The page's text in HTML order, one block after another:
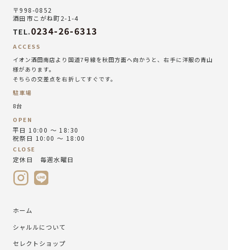
〒998-0852
酒田市こがね町2-1-4
TEL.0234-26-6313
ACCESS
イオン酒田南店より国道7号線を秋田方面へ向かうと、右手に洋服の青山
様があります。
そちらの交差点を右折してすぐです。
駐車場
8台
OPEN
平日 10:00 ～ 18:30
祝祭日 10:00 ～ 18:00
CLOSE
定休日 毎週水曜日
ホーム
シャルルについて
セレクトショップ